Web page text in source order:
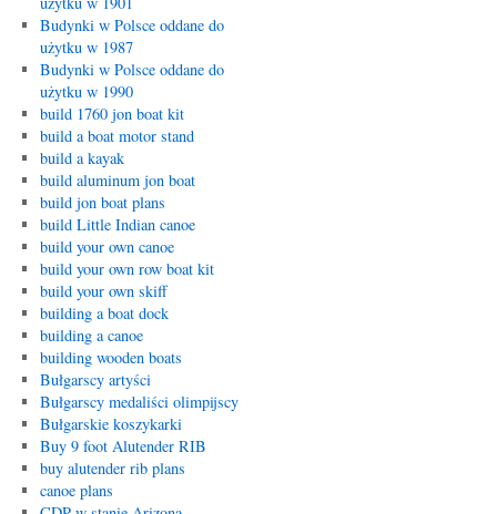
Budynki w Polsce oddane do
użytku w 1987
Budynki w Polsce oddane do
użytku w 1990
build 1760 jon boat kit
build a boat motor stand
build a kayak
build aluminum jon boat
build jon boat plans
build Little Indian canoe
build your own canoe
build your own row boat kit
build your own skiff
building a boat dock
building a canoe
building wooden boats
Bułgarscy artyści
Bułgarscy medaliści olimpijscy
Bułgarskie koszykarki
Buy 9 foot Alutender RIB
buy alutender rib plans
canoe plans